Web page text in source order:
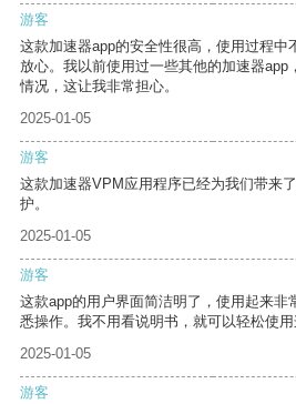
游客
这款加速器app的安全性很高，使用过程中
放心。我以前使用过一些其他的加速器app
情况，这让我非常担心。
2025-01-05
游客
这款加速器VPM应用程序已经为我们带来
护。
2025-01-05
游客
这款app的用户界面简洁明了，使用起来非
悉操作。我不用看说明书，就可以轻松使用
2025-01-05
游客